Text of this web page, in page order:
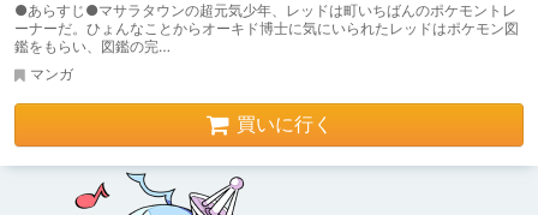
●あらすじ●マサラタウンの超元気少年、レッドは町いちばんのポケモントレ
ーナーだ。ひょんなことからオーキド博士に気にいられたレッドはポケモン図
鑑をもらい、図鑑の完…
マンガ
買いに行く